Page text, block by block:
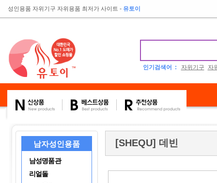
성인용품 자위기구 자위용품 최저가 사이트 - 유토이
인기검색어 : 자위기구 자
남자성인용품
남성명품관
리얼돌
[SHEQU] 데빈